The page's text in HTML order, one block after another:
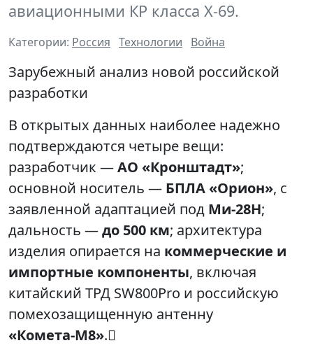
авиационными КР класса Х-69.
Категории: Россия Технологии Война
Зарубежный анализ новой российской
разработки
В открытых данных наиболее надежно
подтверждаются четыре вещи:
разработчик —АО «Кронштадт»;
основной носитель — БПЛА «Орион», с
заявленной адаптацией под Ми-28Н;
дальность —до 500 км; архитектура
изделия опирается на коммерческие и
импортные компоненты, включая
китайский ТРД SW800Pro и российскую
помехозащищенную антенну
«Комета‑М8».